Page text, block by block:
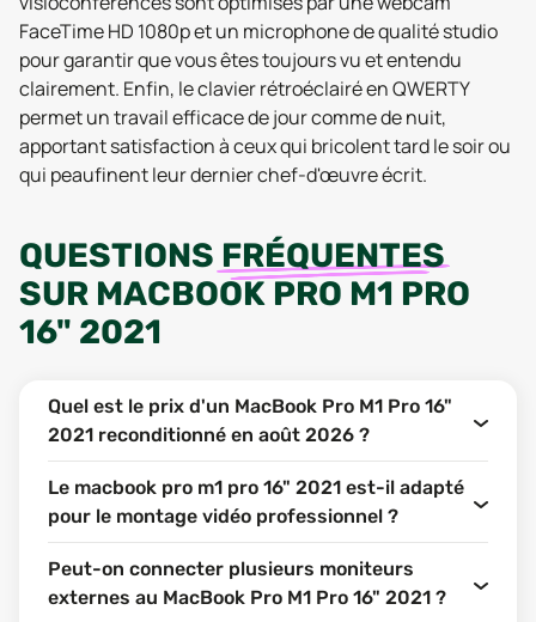
FaceTime HD 1080p et un microphone de qualité studio
pour garantir que vous êtes toujours vu et entendu
clairement. Enfin, le clavier rétroéclairé en QWERTY
permet un travail efficace de jour comme de nuit,
apportant satisfaction à ceux qui bricolent tard le soir ou
qui peaufinent leur dernier chef-d'œuvre écrit.
QUESTIONS FRÉQUENTES
SUR MACBOOK PRO M1 PRO
16" 2021
Quel est le prix d'un MacBook Pro M1 Pro 16"
2021 reconditionné en août 2026 ?
Le macbook pro m1 pro 16" 2021 est-il adapté
pour le montage vidéo professionnel ?
Peut-on connecter plusieurs moniteurs
externes au MacBook Pro M1 Pro 16" 2021 ?